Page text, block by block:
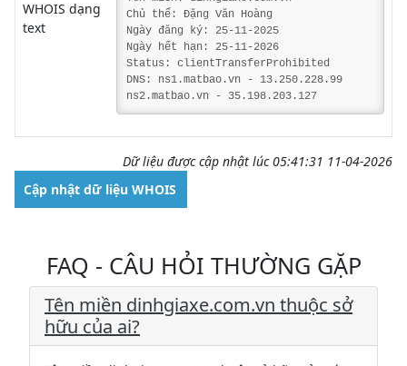
WHOIS dạng
text
Chủ thể: Đặng Văn Hoàng
Ngày đăng ký: 25-11-2025
Ngày hết hạn: 25-11-2026
Status: clientTransferProhibited
DNS: ns1.matbao.vn - 13.250.228.99
ns2.matbao.vn - 35.198.203.127
Dữ liệu được cập nhật lúc 05:41:31 11-04-2026
Cập nhật dữ liệu WHOIS
FAQ - CÂU HỎI THƯỜNG GẶP
Tên miền dinhgiaxe.com.vn thuộc sở
hữu của ai?